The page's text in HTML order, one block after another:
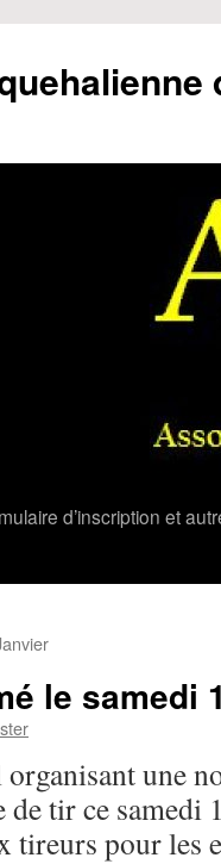
d’inscription et
le samedi
une
de tir ce
tireurs pour les